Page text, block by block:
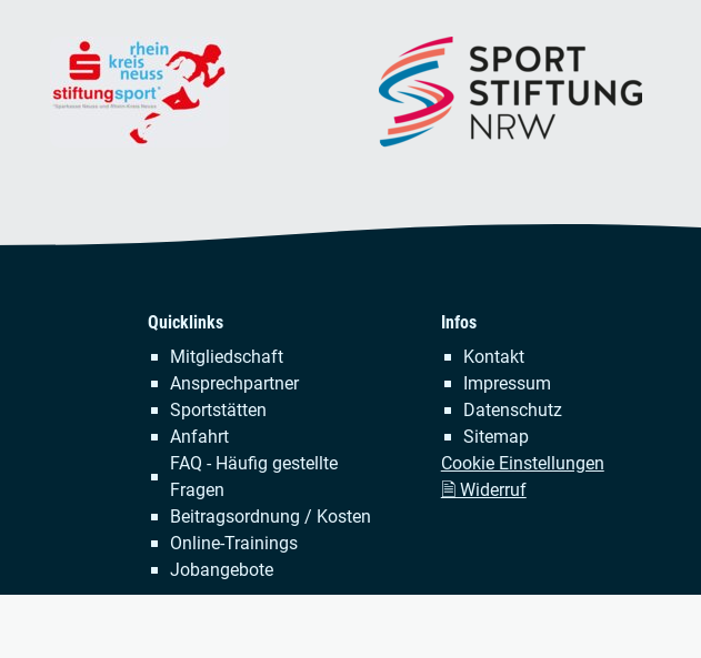
Quicklinks
Navigation
überspringen
Mitgliedschaft
Ansprechpartner
Sportstätten
Anfahrt
FAQ - Häufig gestellte
Fragen
Beitragsordnung / Kosten
Online-Trainings
Jobangebote
Infos
Navigation
überspringen
Kontakt
Impressum
Datenschutz
Sitemap
Cookie Einstellungen
🗎 Widerruf